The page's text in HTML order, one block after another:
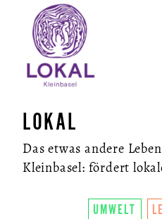
LOKAL
Das etwas andere
Kleinbasel: fördert
UMWELT